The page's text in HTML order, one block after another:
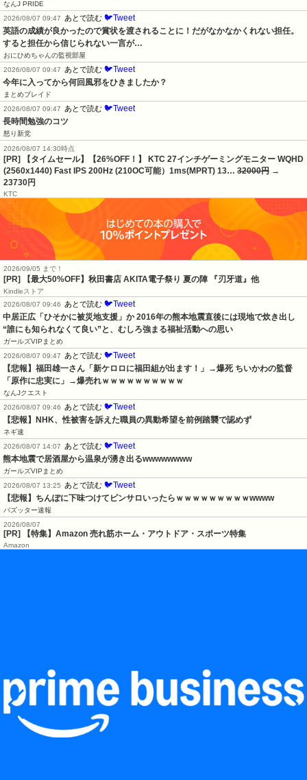
なんJ PRIDE
2026/08/07 09:47
あとで読む 🐦Tweet
英語の成績が良かったので賞状を渡されることに！だがなかなかくれない担任。
すると担任から信じられない一言が…
おにひめちゃんの監視部屋
2026/08/07 09:47
あとで読む 🐦Tweet
今年に入ってから何回風邪をひきましたか？
まとめブレイド
2026/08/07 09:47
あとで読む 🐦Tweet
長時間勉強のコツ
怒り新党
2026/08/07 14:30時点
[PR] 【タイムセール】【26%OFF！】 KTC 27インチゲーミングモニター WQHD
(2560x1440) Fast IPS 200Hz (210OC可能）1ms(MPRT) 13… 32000円 →
23730円
KTC
2026/09/05 まで！
[PR] 【最大50%OFF】秋田書店 AKITA電子祭り 夏の陣 『刃牙道』他
Kindleストア
2026/08/07 09:46
あとで読む 🐦Tweet
中居正広「ひそかに被災地支援」か 2016年の熊本地震直後には現地で炊き出し
“誰にも知られなくて良い”と、むしろ強まる福祉活動への思い
ガールズVIPまとめ
2026/08/07 09:47
あとで読む 🐦Tweet
【悲報】福田雄一さん「新ケロロに福田組が出ます！」→爆死 ちいかわの監督
「原作に忠実に」→爆売れｗｗｗｗｗｗｗｗｗｗ
なんJクエスト
2026/08/07 09:46
あとで読む 🐦Tweet
【悲報】NHK、性被害を訴えた職員の異動希望を前例踏襲で認めず
ネギ速
2026/08/07 14:07
あとで読む 🐦Tweet
熊本地震で居酒屋から温泉が湧き出るwwwwwwww
ガールズVIPまとめ
2026/08/07 13:25
あとで読む 🐦Tweet
【悲報】ちんぽに下味つけてピンサロいったらｗｗｗｗｗｗｗｗｗwwww
バズッター速報
2026/08/07
[PR] 【特集】Amazon 売れ筋ホーム・アウトドア・スポーツ特集
Amazon